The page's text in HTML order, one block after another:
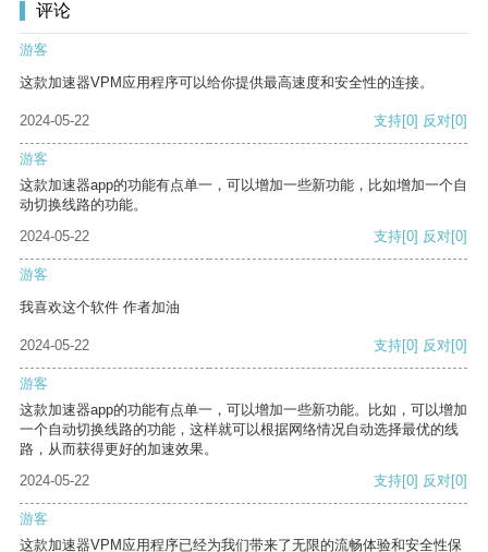
评论
游客
这款加速器VPM应用程序可以给你提供最高速度和安全性的连接。
2024-05-22 支持[0] 反对[0]
游客
这款加速器app的功能有点单一，可以增加一些新功能，比如增加一个自
动切换线路的功能。
2024-05-22
支持[0] 反对[0]
游客
我喜欢这个软件 作者加油
2024-05-22 支持[0] 反对[0]
游客
这款加速器app的功能有点单一，可以增加一些新功能。比如，可以增加
一个自动切换线路的功能，这样就可以根据网络情况自动选择最优的线
路，从而获得更好的加速效果。
2024-05-22
支持[0] 反对[0]
游客
这款加速器VPM应用程序已经为我们带来了无限的流畅体验和安全性保